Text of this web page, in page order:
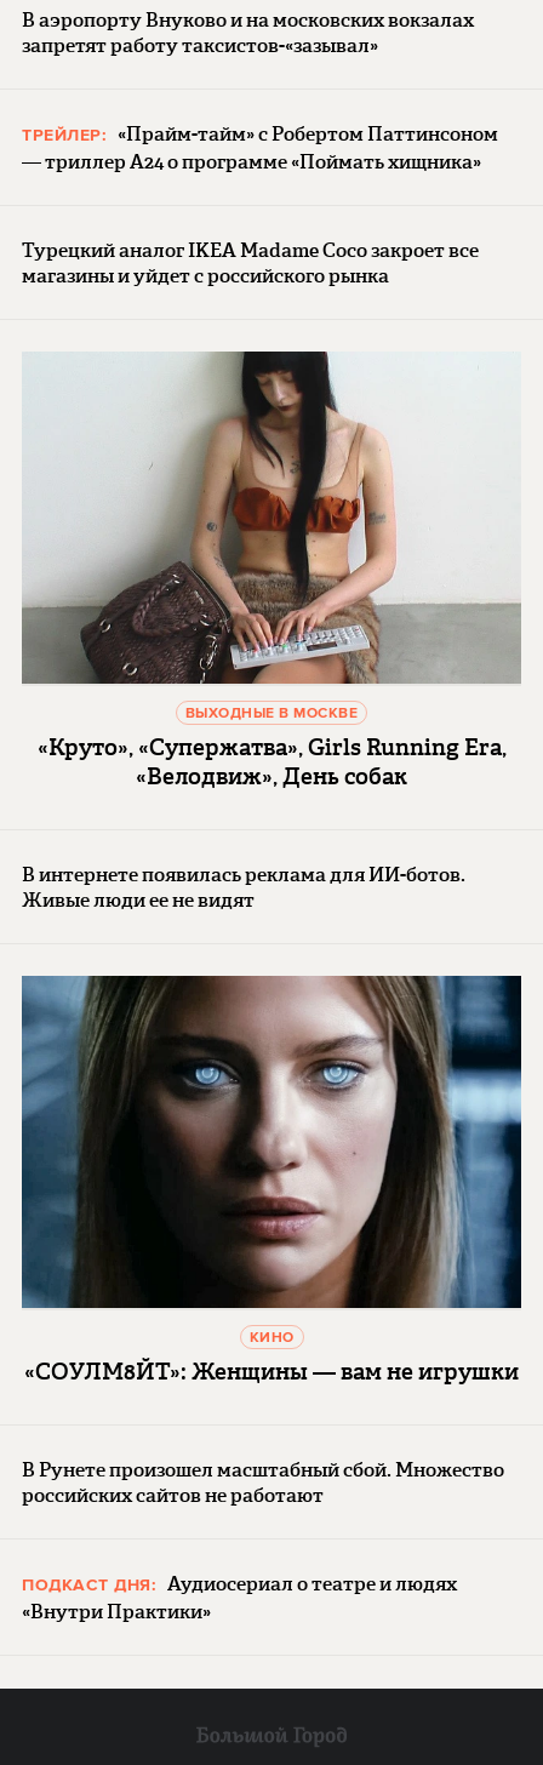
В аэропорту Внуково и на московских вокзалах
запретят работу таксистов-«зазывал»
ТРЕЙЛЕР:
«Прайм-тайм» с Робертом Паттинсоном
— триллер A24 о программе «Поймать хищника»
Турецкий аналог IKEA Madame Coco закроет все
магазины и уйдет с российского рынка
ВЫХОДНЫЕ В МОСКВЕ
«Круто», «Супержатва», Girls Running Era,
«Велодвиж», День собак
В интернете появилась реклама для ИИ-ботов.
Живые люди ее не видят
КИНО
«СОУЛМ8ЙТ»: Женщины — вам не игрушки
В Рунете произошел масштабный сбой. Множество
российских сайтов не работают
ПОДКАСТ ДНЯ: Аудиосериал о театре и людях
«Внутри Практики»